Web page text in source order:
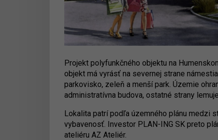
Projekt polyfunkčného objektu na
objekt má vyrásť na severnej strane
parkovisko, zeleň a menší park. Územie
administratívna budova, ostatné strany
Lokalita patrí podľa územného plánu medzi
vybavenosť. Investor PLAN-ING SK preto
ateliéru AZ Ateliér.